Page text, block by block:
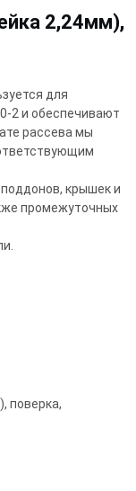
2,24мм),
для
2 и обеспечивают
рассева мы
крышек и
промежуточных
поверка,